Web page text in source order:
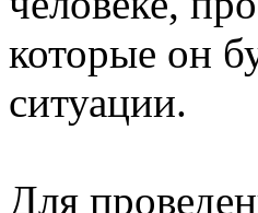
которые он
ситуации.
Для